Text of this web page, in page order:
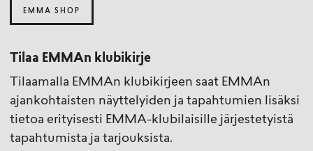
EMMA SHOP
Tilaa EMMAn klubikirje
Tilaamalla EMMAn klubikirjeen saat EMMAn
ajankohtaisten näyttelyiden ja tapahtumien lisäksi
tietoa erityisesti EMMA-klubilaisille järjestetyistä
tapahtumista ja tarjouksista.